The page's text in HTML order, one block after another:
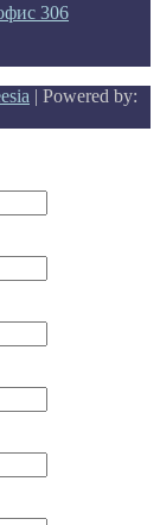
306
| Powered by: